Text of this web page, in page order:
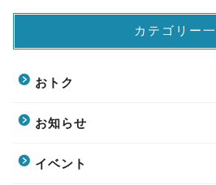
カテゴリー
おトク
お知らせ
イベント